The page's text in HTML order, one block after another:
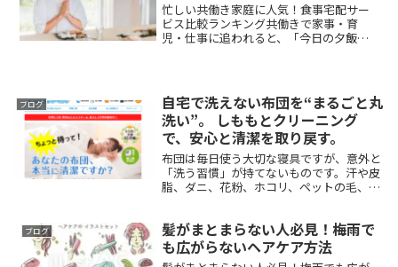
忙しい共働き家庭に人気！食事宅配サー
ビス比較ランキング共働きで家事・育
児・仕事に追われると、「今日の夕飯ど
ど）。調理不要で温めるだけ、献...
ブログ
自宅で洗えない布団を“まるごと丸
洗い”。 しももとクリーニング
で、安心と清潔を取り戻す。
布団は毎日使う大切な寝具ですが、意外と
「洗う習慣」が持てないものです。汗や皮
脂、ダニ、花粉、ホコリ、ペットの毛、湿
洗えず、コインランドリーの大型洗濯機に
持っていくの...
ブログ
髪がまとまらない人必見！梅雨で
も広がらないヘアケア方法